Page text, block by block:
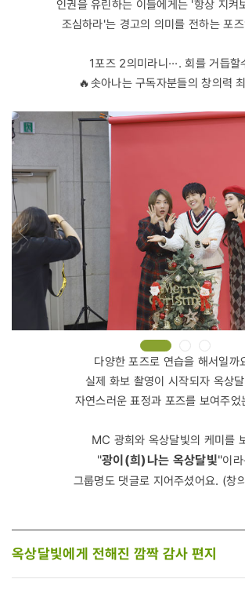
인권을 유린하는 이들에게는 '항상 지켜
조심하라'는 경고의 의미를 전하는 포
1포즈 2의미라니···. 회를 거듭할
🔥솟아나는 구독자분들의 창의력
다양한 포즈로 연습을 해서일까
실제 화보 촬영이 시작되자 옥상
자연스러운 표정과 포즈를 보여주었
MC 광희와 옥상달빛의 케미를
"광이(희)나는 옥상달빛"이
그룹명도 댓글로 지어주셨어요. (창
옥상달빛에게 전해진 깜짝 감사 편지